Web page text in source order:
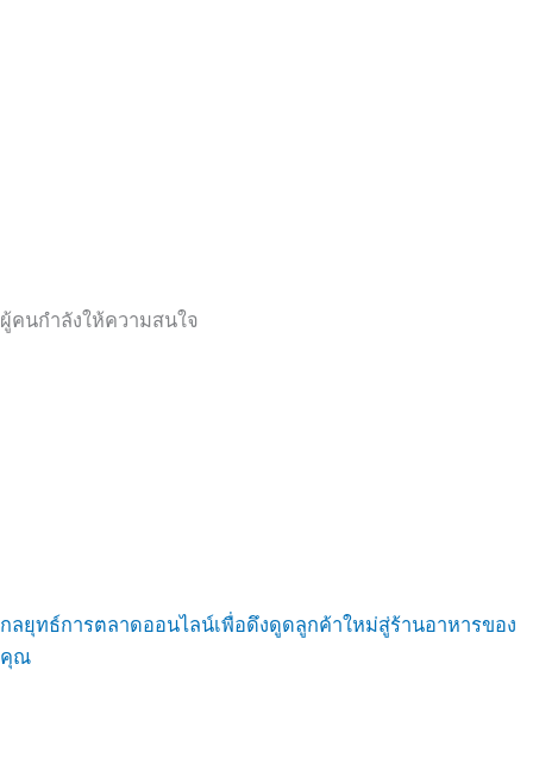
ผู้คนกำลังให้ความสนใจ
กลยุทธ์การตลาดออนไลน์เพื่อดึงดูดลูกค้าใหม่สู่ร้านอาหารของ
คุณ